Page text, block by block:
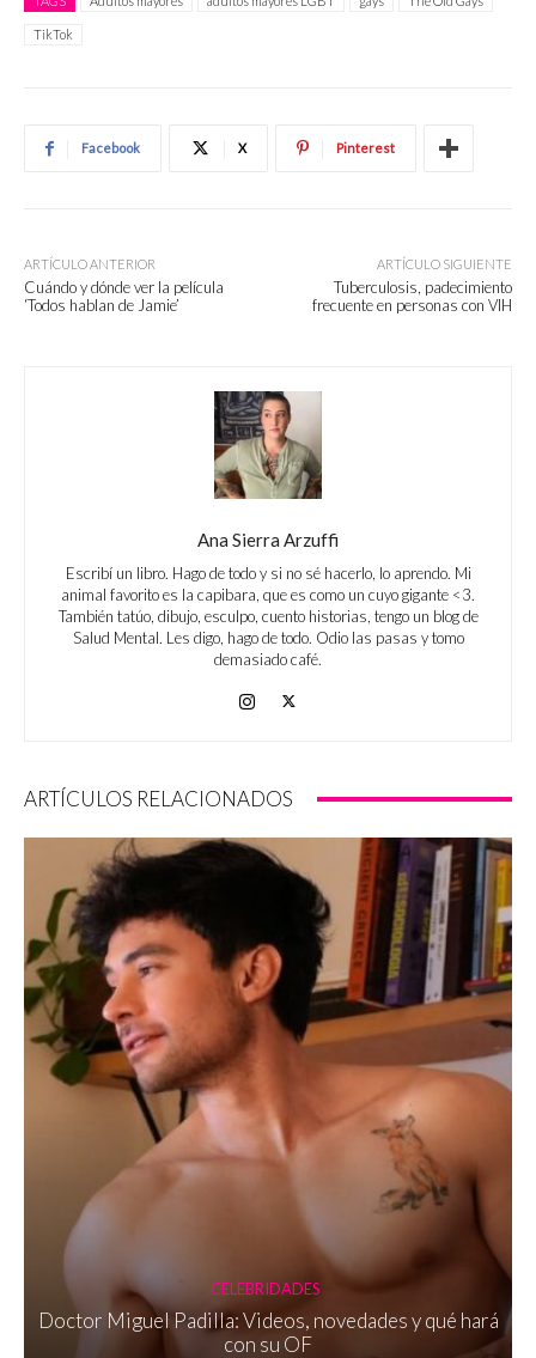
TikTok
Facebook X Pinterest
ARTÍCULO ANTERIOR
Cuándo y dónde ver la película
‘Todos hablan de Jamie’
ARTÍCULO SIGUIENTE
Tuberculosis, padecimiento
frecuente en personas con VIH
Ana Sierra Arzuffi
Escribí un libro. Hago de todo y si no sé hacerlo, lo aprendo. Mi
animal favorito es la capibara, que es como un cuyo gigante <3.
También tatúo, dibujo, esculpo, cuento historias, tengo un blog de
Salud Mental. Les digo, hago de todo. Odio las pasas y tomo
demasiado café.
ARTÍCULOS RELACIONADOS
CELEBRIDADES
Doctor Miguel Padilla: Videos, novedades y qué hará
con su OF